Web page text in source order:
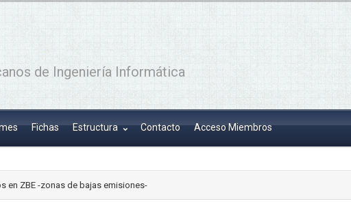
de Ingeniería Informática
Fichas Estructura Contacto Acceso Miembros
en ZBE -zonas de bajas emisiones-